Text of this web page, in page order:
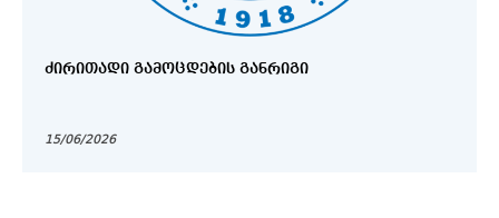
ᲫᲘᲠᲘᲗᲐᲓᲘ ᲒᲐᲛᲝᲪᲓᲔᲑᲘᲡ ᲒᲐᲜᲠᲘᲒᲘ
15/06/2026